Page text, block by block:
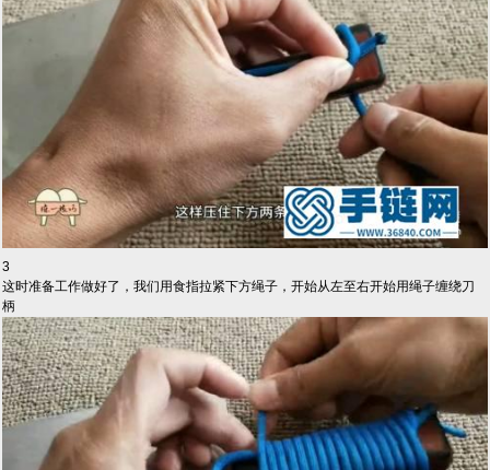
3
这时准备工作做好了，我们用食指拉紧下方绳子，开始从左至右开始用绳子缠绕刀
柄